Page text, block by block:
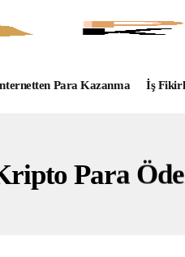
Para Kazanma İş
Para